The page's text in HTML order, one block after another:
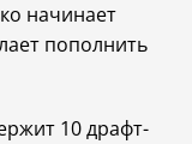
начинает
пополнить
10 драфт-